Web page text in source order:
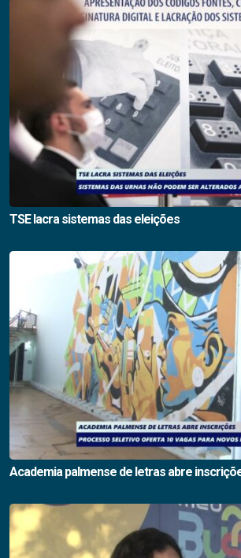
TSE lacra sistemas das eleições
Academia palmense de letras abre